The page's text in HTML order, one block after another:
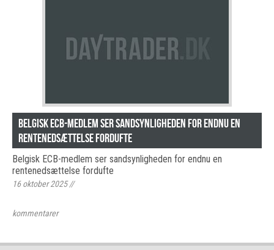
Belgisk ECB-medlem ser sandsynligheden for endnu en
rentenedsættelse fordufte
Belgisk ECB-medlem ser sandsynligheden for endnu en
rentenedsættelse fordufte
16 oktober 2025//
kommentarer